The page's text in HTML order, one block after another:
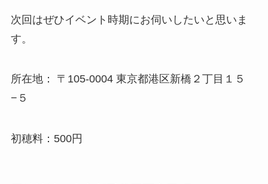
次回はぜひイベント時期にお伺いしたいと思いま
す。
所在地： 〒105-0004 東京都港区新橋２丁目１５
−５
初穂料：500円